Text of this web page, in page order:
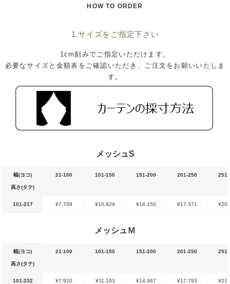
HOW TO ORDER
1.サイズをご指定下さい
1cm刻みでご指定いただけます。
必要なサイズと金額表をご確認いただき、ご注文をお願いいたしま
す。
メッシュS
幅(ヨコ)
高さ(タテ)
21-100 101-150 151-200 201-250 251-
101-217 ¥7,708 ¥10,929 ¥14,150 ¥17,371
メッシュＭ
幅(ヨコ)
高さ(タテ)
21-100 101-150 151-200 201-250 251-
101-232 ¥7,920 ¥11,193 ¥14,467 ¥17,793